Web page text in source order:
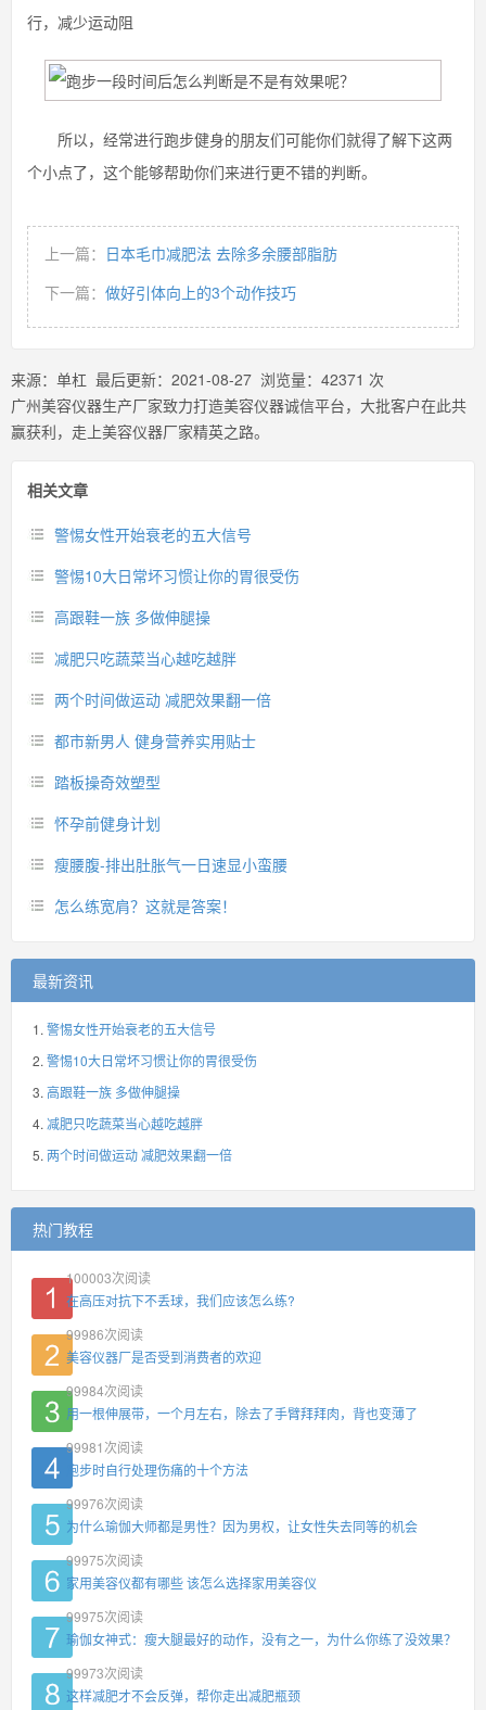
行，减少运动阻
所以，经常进行跑步健身的朋友们可能你们就得了解下这两
个小点了，这个能够帮助你们来进行更不错的判断。
上一篇： 日本毛巾减肥法 去除多余腰部脂肪
下一篇： 做好引体向上的3个动作技巧
来源： 单杠 最后更新： 2021-08-27 浏览量： 42371 次
广州美容仪器生产厂家致力打造美容仪器诚信平台，大批客户在此共
赢获利，走上美容仪器厂家精英之路。
相关文章
警惕女性开始衰老的五大信号
警惕10大日常坏习惯让你的胃很受伤
高跟鞋一族 多做伸腿操
减肥只吃蔬菜当心越吃越胖
两个时间做运动 减肥效果翻一倍
都市新男人 健身营养实用贴士
踏板操奇效塑型
怀孕前健身计划
瘦腰腹-排出肚胀气一日速显小蛮腰
怎么练宽肩？这就是答案！
最新资讯
警惕女性开始衰老的五大信号
警惕10大日常坏习惯让你的胃很受伤
高跟鞋一族 多做伸腿操
减肥只吃蔬菜当心越吃越胖
两个时间做运动 减肥效果翻一倍
热门教程
100003次阅读
在高压对抗下不丢球，我们应该怎么练?
99986次阅读
美容仪器厂是否受到消费者的欢迎
99984次阅读
用一根伸展带，一个月左右，除去了手臂拜拜肉，背也变薄了
99981 次阅读
跑步时自行处理伤痛的十个方法
99976次阅读
为什么瑜伽大师都是男性？因为男权，让女性失去同等的机会
99975次阅读
家用美容仪都有哪些 该怎么选择家用美容仪
99975次阅读
瑜伽女神式：瘦大腿最好的动作，没有之一，为什么你练了没效果？
99973次阅读
这样减肥才不会反弹，帮你走出减肥瓶颈